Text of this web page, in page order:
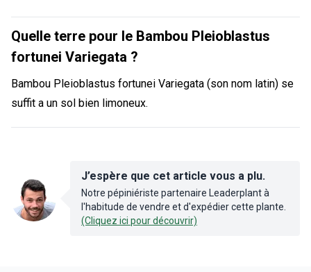
Quelle terre pour le Bambou Pleioblastus
fortunei Variegata ?
Bambou Pleioblastus fortunei Variegata (son nom latin) se
suffit a un sol bien limoneux.
J’espère que cet article vous a plu.
Notre pépiniériste partenaire Leaderplant à
l'habitude de vendre et d'expédier cette plante.
(Cliquez ici pour découvrir)